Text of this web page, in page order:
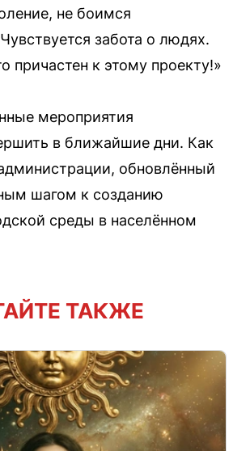
не боимся
забота о людях.
причастен к этому проекту!»
мероприятия
в ближайшие дни. Как
обновлённый
шагом к созданию
среды в населённом
ТАКЖЕ